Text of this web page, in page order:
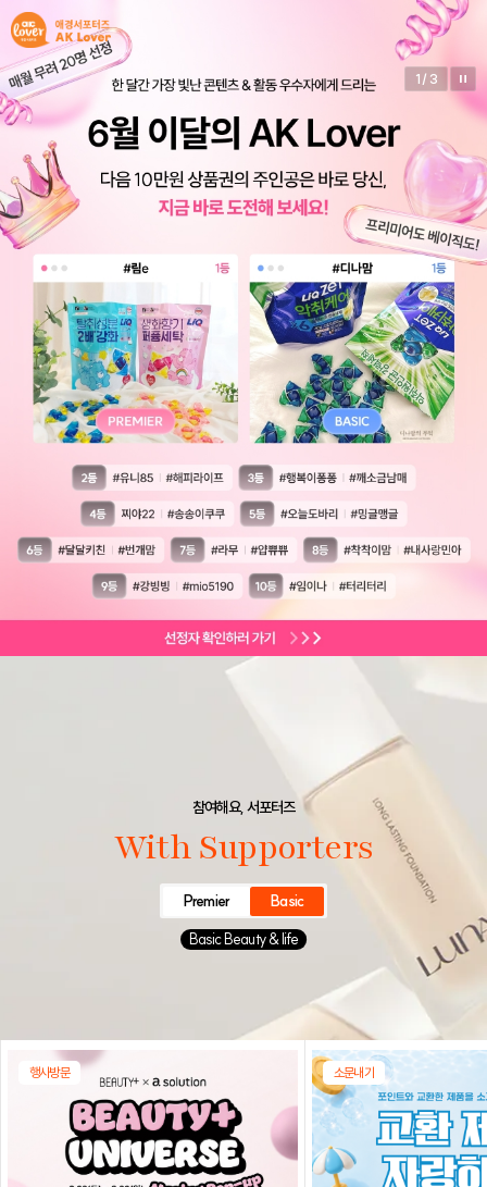
2 / 3
참여해요, 서포터즈
With Supporters
Premier
Basic
Basic Beauty & life
행사방문 소문내기